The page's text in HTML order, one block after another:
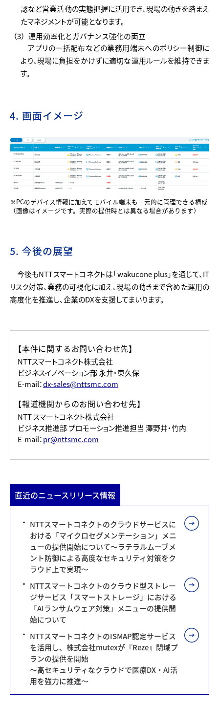
認など営業活動の実態把握に活用でき、現場の動きを踏まえ
たマネジメントが可能となります。
（3）運用効率化とガバナンス強化の両立
アプリの一括配布などの業務用端末へのポリシー制御に
より、現場に負担をかけずに適切な運用ルールを維持できま
す。
4. 画面イメージ
※PCのデバイス情報に加えてモバイル端末も一元的に管理できる構成
（画像はイメージです。実際の提供時とは異なる場合があります）
5. 今後の展望
今後もNTTスマートコネクトは「wakucone plus」を通じて、IT
リスク対策、業務の可視化に加え、現場の動きまで含めた運用の
高度化を推進し、企業のDXを支援してまいります。
【本件に関するお問い合わせ先】
NTTスマートコネクト株式会社
ビジネスイノベーション部 永井・東久保
E-mail：dx-sales@nttsmc.com
【報道機関からのお問い合わせ先】
NTT スマートコネクト株式会社
ビジネス推進部 プロモーション推進担当 澤野井・竹内
E-mail：pr@nttsmc.com
直近のニュースリリース情報
NTTスマートコネクトのクラウドサービスに
おける「マイクロセグメンテーション」メニ
ューの提供開始について～ラテラルムーブメ
ント防御による高度なセキュリティ対策をク
ラウド上で実現～
NTTスマートコネクトのクラウド型ストレー
ジサービス「スマートストレージ」における
「AIランサムウェア対策」メニューの提供開
始について
NTTスマートコネクトのISMAP認定サービス
を活用し、株式会社mutexが『Reze』閉域プ
ランの提供を開始
～高セキュリティなクラウドで医療DX・AI活
用を強力に推進～